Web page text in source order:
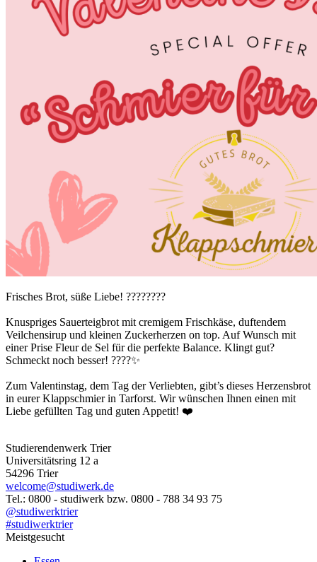
Frisches Brot, süße Liebe! ????????
Knuspriges Sauerteigbrot mit cremigem Frischkäse, duftendem
Veilchensirup und kleinen Zuckerherzen on top. Auf Wunsch mit
einer Prise Fleur de Sel für die perfekte Balance. Klingt gut?
Schmeckt noch besser! ????✨
Zum Valentinstag, dem Tag der Verliebten, gibt’s dieses Herzensbrot
in eurer Klappschmier in Tarforst. Wir wünschen Ihnen einen mit
Liebe gefüllten Tag und guten Appetit! ❤️
Studierendenwerk Trier
Universitätsring 12 a
54296 Trier
welcome@studiwerk.de
Tel.: 0800 - studiwerk bzw. 0800 - 788 34 93 75
@studiwerktrier
#studiwerktrier
Meistgesucht